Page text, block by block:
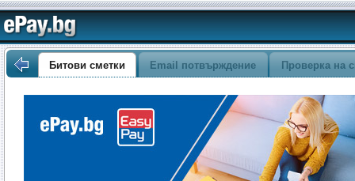
Битови сметки Email потвърждение Проверка на